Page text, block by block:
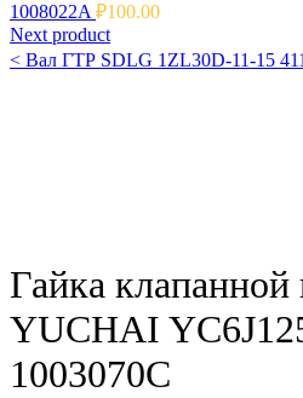
1008022A ₽100.00
Next product
< Вал ГТР SDLG 1ZL30D-11-15
Гайка
YUCHAI
1003070C